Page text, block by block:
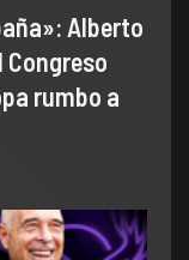
Alberto
rumbo a